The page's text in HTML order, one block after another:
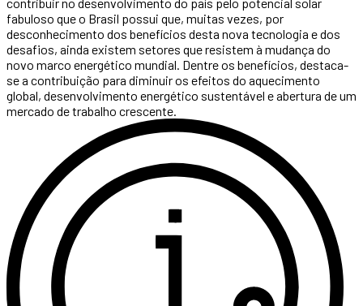
fabuloso que o Brasil possui que, muitas vezes, por
desconhecimento dos benefícios desta nova tecnologia e dos
desafios, ainda existem setores que resistem à mudança do
novo marco energético mundial. Dentre os benefícios, destaca-
se a contribuição para diminuir os efeitos do aquecimento
global, desenvolvimento energético sustentável e abertura de um
mercado de trabalho crescente.